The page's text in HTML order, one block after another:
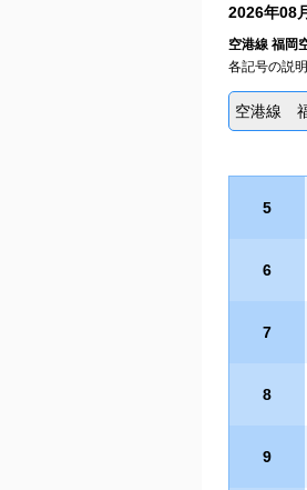
2026年08
空港線 福岡
各記号の説
空港線
5
6
7
8
9